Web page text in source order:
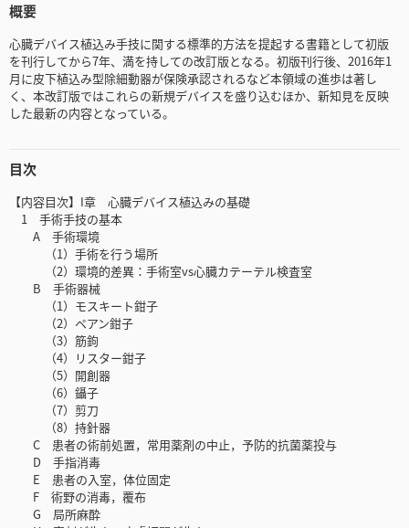
概要
心臓デバイス植込み手技に関する標準的方法を提起する書籍として初版
を刊行してから7年、満を持しての改訂版となる。初版刊行後、2016年1
月に皮下植込み型除細動器が保険承認されるなど本領域の進歩は著し
く、本改訂版ではこれらの新規デバイスを盛り込むほか、新知見を反映
した最新の内容となっている。
目次
【内容目次】I章 心臓デバイス植込みの基礎
1 手術手技の基本
A 手術環境
（1）手術を行う場所
（2）環境的差異：手術室vs心臓カテーテル検査室
B 手術器械
（1）モスキート鉗子
（2）ペアン鉗子
（3）筋鉤
（4）リスター鉗子
（5）開創器
（6）鑷子
（7）剪刀
（8）持針器
C 患者の術前処置，常用薬剤の中止，予防的抗菌薬投与
D 手指消毒
E 患者の入室，体位固定
F 術野の消毒，覆布
G 局所麻酔